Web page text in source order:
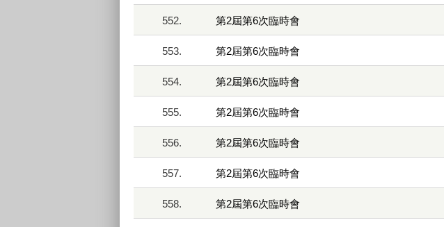
552. 第2屆第6次臨時會
553. 第2屆第6次臨時會
554. 第2屆第6次臨時會
555. 第2屆第6次臨時會
556. 第2屆第6次臨時會
557. 第2屆第6次臨時會
558. 第2屆第6次臨時會